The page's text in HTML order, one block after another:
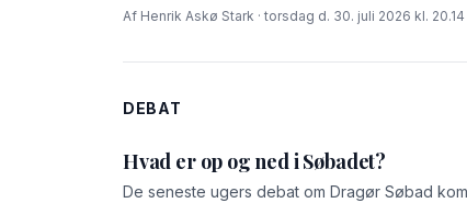
Af Henrik Askø Stark · torsdag d. 30. juli 2026 kl. 20.14
DEBAT
Hvad er op og ned i Søbadet?
De seneste ugers debat om Dragør Søbad